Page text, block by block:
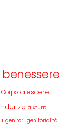
benessere
Corpo crescere
disturbi
genitori genitorialità